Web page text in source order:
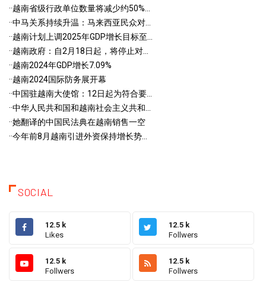
··越南省级行政单位数量将减少约50%...
··中马关系持续升温：马来西亚民众对...
··越南计划上调2025年GDP增长目标至...
··越南政府：自2月18日起，将停止对...
··越南2024年GDP增长7.09%
··越南2024国际防务展开幕
··中国驻越南大使馆：12日起为符合要...
··中华人民共和国和越南社会主义共和...
··她翻译的中国民法典在越南销售一空
··今年前8月越南引进外资保持增长势...
SOCIAL
12.5 k
Likes
12.5 k
Follwers
12.5 k
Follwers
12.5 k
Follwers